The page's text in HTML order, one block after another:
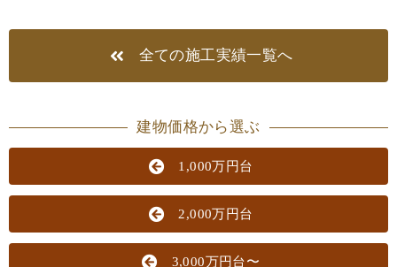
全ての施工実績一覧へ
建物価格から選ぶ
1,000万円台
2,000万円台
3,000万円台〜